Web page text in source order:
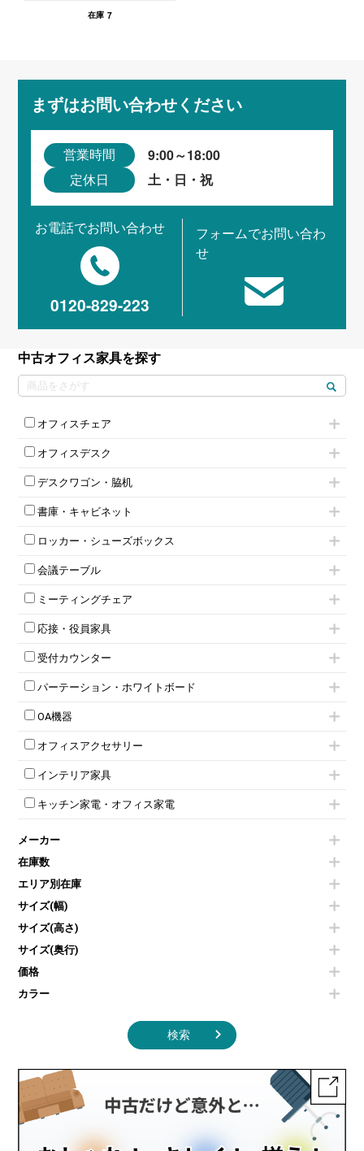
在庫 7
まずはお問い合わせください
営業時間 9:00～18:00
定休日 土・日・祝
お電話でお問い合わせ
0120-829-223
フォームでお問い合わ
せ
中古オフィス家具を探す
オフィスチェア
肘無しチェア
役員チェア
高級チェア（多機能チェア）
オフィスチェアその他
オフィスデスク
フリーアドレスデスク（ベンチデスク）
昇降デスク
オフィスデスクその他
両袖机
デスクワゴン・脇机
インワゴン2段
インワゴン3段
脇机
ワゴンその他
書庫・キャビネット
ハイキャビネット
ローキャビネット
両開きキャビネット
スチールキャビネット
上下連結キャビネット
軽量ラック（スチールラック）
収納家具その他
両開書庫
ラテラル書庫
ロッカー・シューズボックス
1人用ロッカー
2人用ロッカー
3人用ロッカー
4人用ロッカー
5人用ロッカー
8人用ロッカー
多人数ロッカー
ダイヤル錠ロッカー
ダイヤル錠ロッカー
ワードローブ・クローゼット
会議テーブル
スタッキングテーブル
ネスティングテーブル
幕板付テーブル
カウンターテーブル
T字脚テーブル
会議テーブルW1200～
会議テーブルW1800～
平行スタックテーブル
会議テーブルその他
ミーティングチェア
キャスター付きミーティングチェア
スタッキングミーティングチェア
テーブル付きミーティングチェア
ネスティングミーティングチェア
折りたたみミーティングチェア
ハイチェア
ミーティングチェアその他
応接・役員家具
応接セット
応接ソファ
応接チェア
応接テーブル
応接・役員家具その他
受付カウンター
ローカウンター
ラウンジカウンター
受付カウンターその他
パーテーション・ホワイトボード
パーテーション
自立タイプパーテーション
パーテーションその他
脚付ホワイトボード
壁掛けホワイトボード
ホワイトボードその他
OA機器
電話機（ビジネスフォン）
シュレッダー
プロジェクター
スクリーン
その他OA機器
オフィスアクセサリー
チェア用台車
演台・講演台・演説台
防音パネル
個室ブース
コートハンガー・ポールハンガー
傘立て
食器棚・キッチンキャビネット
カタログスタンド
オフィスアクセサリーその他
インテリア家具
モールドチェア
ダイニングチェア
カウンターテーブル
センターテーブル・サイドテーブル
ベンチ・スツール
ソファ
シェルフ
ダストボックス（ゴミ箱）
インテリア家具その他
キッチン家電・オフィス家電
冷蔵庫・洗濯機
空気清浄機・加湿器
液晶テレビ・モニター類
エアコン
掃除機
季節家電
メーカー
在庫数
エリア別在庫
サイズ(幅)
サイズ(高さ)
サイズ(奥行)
価格
カラー
検索